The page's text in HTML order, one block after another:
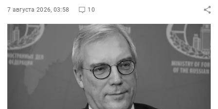
7 августа 2026, 03:58 10